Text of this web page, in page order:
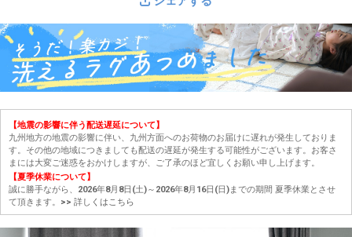
【地震の影響に伴う配送遅延について】
九州地方の地震の影響に伴い、九州方面へのお荷物のお届けに遅れが発生しておりま
す。その他の地域につきましても配送の遅延が発生する可能性がございます。お客さ
まには大変ご迷惑をおかけしますが、ご了承のほど宜しくお願い申し上げます。
【夏季休業について】
誠に勝手ながら、2026年8月8日(土)～2026年8月16日(日)までの期間 夏季休業とさせ
て頂きます。 >> 詳しくはこちら